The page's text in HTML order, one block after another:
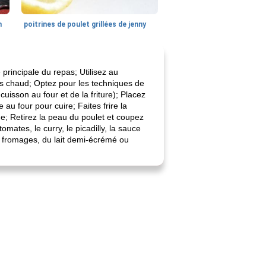
poitrines de poulet grillées de jenny
du repas; Utilisez au
chaud; Optez pour les techniques de
au four et de la friture); Placez
au four pour cuire; Faites frire la
Retirez la peau du poulet et coupez
le curry, le picadilly, la sauce
du lait demi-écrémé ou